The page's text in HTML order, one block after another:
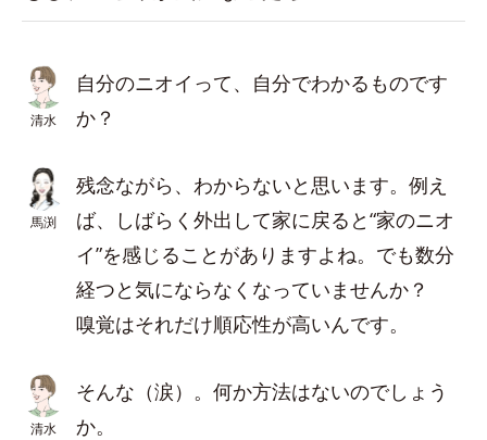
清水
自分のニオイって、自分でわかるものです
か？
馬渕
残念ながら、わからないと思います。例え
ば、しばらく外出して家に戻ると“家のニオ
イ”を感じることがありますよね。でも数分
経つと気にならなくなっていませんか？
嗅覚はそれだけ順応性が高いんです。
清水
そんな（涙）。何か方法はないのでしょう
か。